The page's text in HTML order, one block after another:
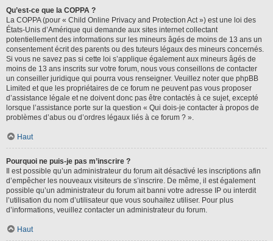
Qu’est-ce que la COPPA ?
La COPPA (pour « Child Online Privacy and Protection Act ») est une loi des
États-Unis d’Amérique qui demande aux sites internet collectant
potentiellement des informations sur les mineurs âgés de moins de 13 ans un
consentement écrit des parents ou des tuteurs légaux des mineurs concernés.
Si vous ne savez pas si cette loi s’applique également aux mineurs âgés de
moins de 13 ans inscrits sur votre forum, nous vous conseillons de contacter
un conseiller juridique qui pourra vous renseigner. Veuillez noter que phpBB
Limited et que les propriétaires de ce forum ne peuvent pas vous proposer
d’assistance légale et ne doivent donc pas être contactés à ce sujet, excepté
lorsque l’assistance porte sur la question « Qui dois-je contacter à propos de
problèmes d’abus ou d’ordres légaux liés à ce forum ? ».
Haut
Pourquoi ne puis-je pas m’inscrire ?
Il est possible qu’un administrateur du forum ait désactivé les inscriptions afin
d’empêcher les nouveaux visiteurs de s’inscrire. De même, il est également
possible qu’un administrateur du forum ait banni votre adresse IP ou interdit
l’utilisation du nom d’utilisateur que vous souhaitez utiliser. Pour plus
d’informations, veuillez contacter un administrateur du forum.
Haut